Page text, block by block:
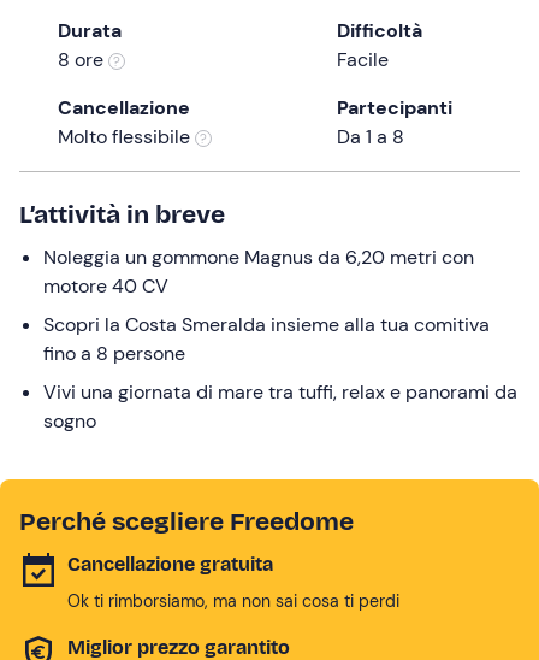
question
get
the
keyboard
shortcuts
changing
dates.
Durata
8 ore
Difficoltà
Facile
Cancellazione
Molto flessibile
Partecipanti
Da 1 a 8
L’attività in breve
Noleggia un gommone Magnus da 6,20 metri con
motore 40 CV
Scopri la Costa Smeralda insieme alla tua comitiva
fino a 8 persone
Vivi una giornata di mare tra tuffi, relax e panorami da
sogno
Perché scegliere Freedome
Cancellazione gratuita
Ok ti rimborsiamo, ma non sai cosa ti perdi
Miglior prezzo garantito